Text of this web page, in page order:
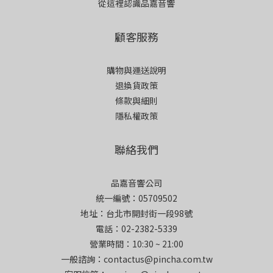
從這裡認識品嘉音響
顧客服務
購物與運送說明
退換貨政策
條款與細則
隱私權政策
聯絡我們
品嘉音響公司
統一編號：05709502
地址：台北市開封街一段98號
電話：02-2382-5339
營業時間：10:30 ~ 21:00
一般諮詢：contactus@pincha.com.tw